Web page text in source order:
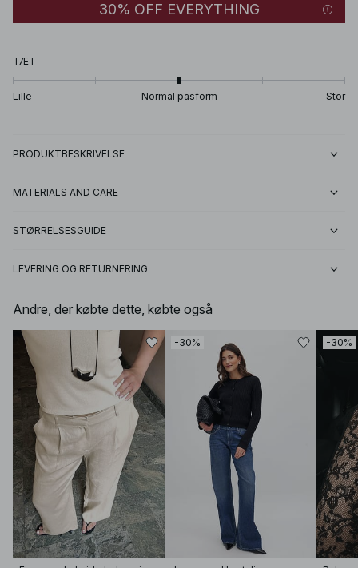
30% OFF EVERYTHING
TÆT
Lille Normal pasform Stor
PRODUKTBESKRIVELSE
MATERIALS AND CARE
STØRRELSESGUIDE
LEVERING OG RETURNERING
Andre, der købte dette, købte også
-30% -30%